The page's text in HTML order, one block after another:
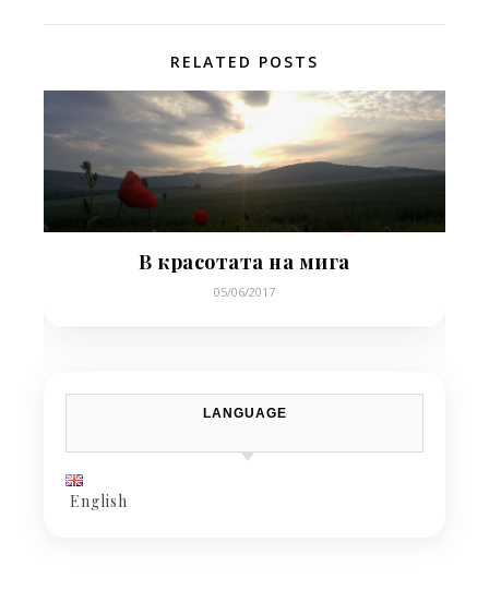
RELATED POSTS
В красотата на мига
05/06/2017
LANGUAGE
English